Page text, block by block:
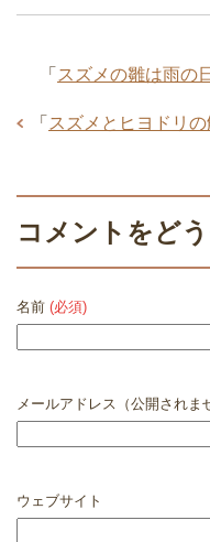
「 スズメの雛は雨の
「 スズメとヒヨドリ
コメントをど
名前 (必須)
メールアドレス（公開されま
ウェブサイト